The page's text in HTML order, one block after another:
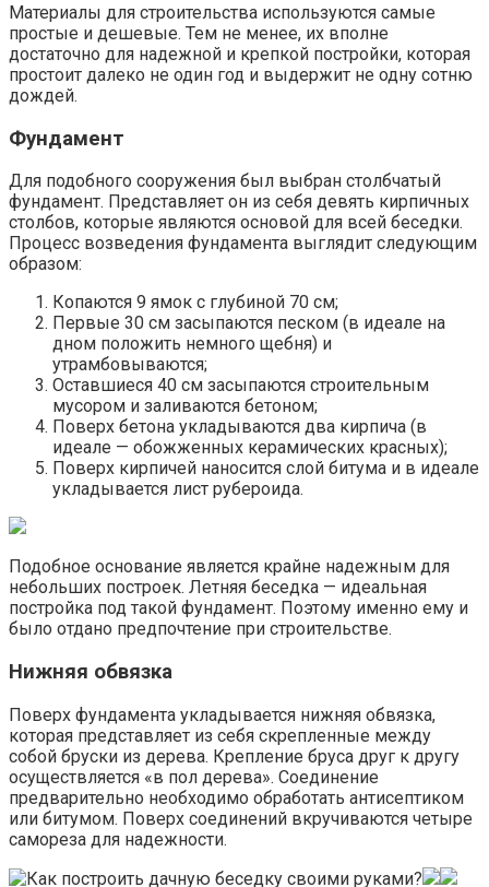
Материалы для строительства используются самые
простые и дешевые. Тем не менее, их вполне
достаточно для надежной и крепкой постройки, которая
простоит далеко не один год и выдержит не одну сотню
дождей.
Фундамент
Для подобного сооружения был выбран столбчатый
фундамент. Представляет он из себя девять кирпичных
столбов, которые являются основой для всей беседки.
Процесс возведения фундамента выглядит следующим
образом:
Копаются 9 ямок с глубиной 70 см;
Первые 30 см засыпаются песком (в идеале на
дном положить немного щебня) и
утрамбовываются;
Оставшиеся 40 см засыпаются строительным
мусором и заливаются бетоном;
Поверх бетона укладываются два кирпича (в
идеале — обожженных керамических красных);
Поверх кирпичей наносится слой битума и в идеале
укладывается лист рубероида.
Подобное основание является крайне надежным для
небольших построек. Летняя беседка — идеальная
постройка под такой фундамент. Поэтому именно ему и
было отдано предпочтение при строительстве.
Нижняя обвязка
Поверх фундамента укладывается нижняя обвязка,
которая представляет из себя скрепленные между
собой бруски из дерева. Крепление бруса друг к другу
осуществляется «в пол дерева». Соединение
предварительно необходимо обработать антисептиком
или битумом. Поверх соединений вкручиваются четыре
самореза для надежности.